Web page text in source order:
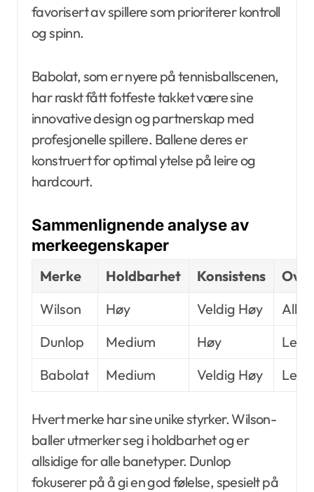
favorisert av spillere som prioriterer kontroll
og spinn.
Babolat, som er nyere på tennisballscenen,
har raskt fått fotfeste takket være sine
innovative design og partnerskap med
profesjonelle spillere. Ballene deres er
konstruert for optimal ytelse på leire og
hardcourt.
Sammenlignende analyse av
merkeegenskaper
Merke Holdbarhet Konsistens
Wilson
Høy Veldig Høy
Alle
Dunlop
Medium Høy
Babolat
Medium Veldig Høy
Hvert merke har sine unike styrker. Wilson-
baller utmerker seg i holdbarhet og er
allsidige for alle banetyper. Dunlop
fokuserer på å gi en god følelse, spesielt på